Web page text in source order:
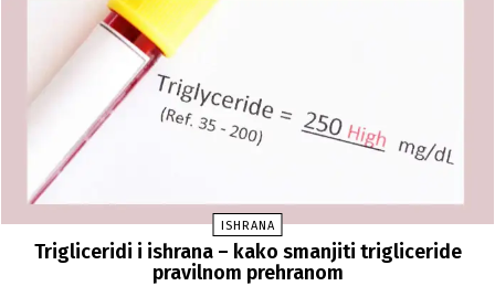
ISHRANA
Trigliceridi i ishrana – kako smanjiti trigliceride
pravilnom prehranom